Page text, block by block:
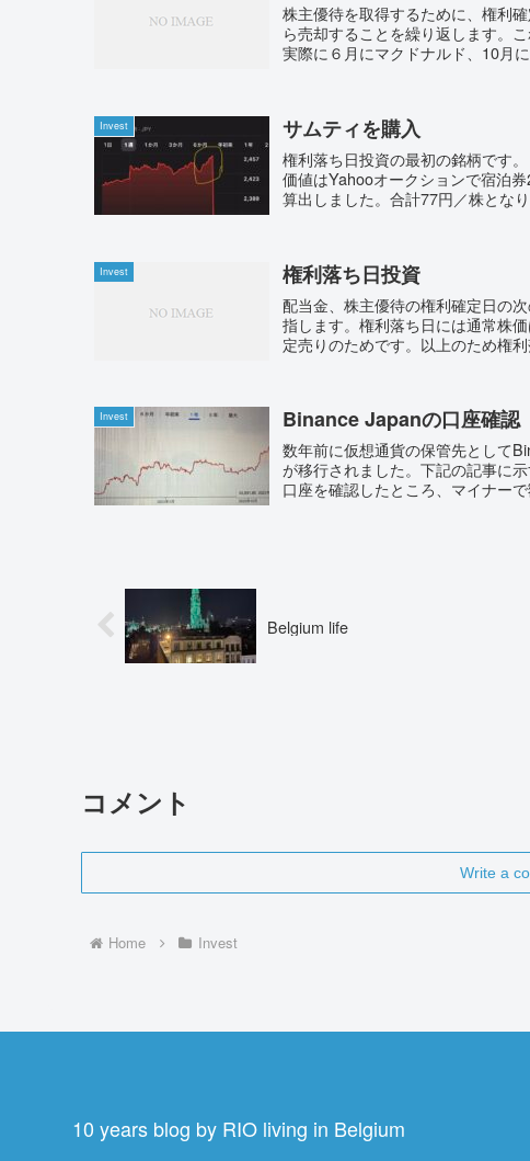
株主優待を取得するために、権利
ら売却することを繰り返します。
実際に６月にマクドナルド、10月
Invest サムティを購入
権利落ち日投資の最初の銘柄です
価値はYahooオークションで宿泊
算出しました。合計77円／株とな
Invest 権利落ち日投資
配当金、株主優待の権利確定日の
指します。権利落ち日には通常株
定売りのためです。以上のため権
Invest Binance Japanの口座確認
数年前に仮想通貨の保管先として
が移行されました。下記の記事に
口座を確認したところ、マイナー
Belgium life
コメント
Write a
Home Invest
10 years blog by RIO living in Belgium